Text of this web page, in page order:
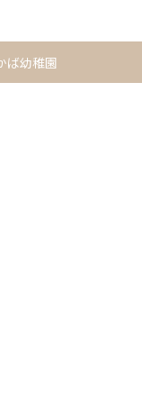
ば幼稚園